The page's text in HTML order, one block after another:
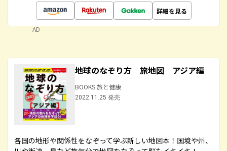
詳細を見る
AD
地球のなぞり方 旅地図 アジア編
BOOKS 旅と健康
2022.11.25 発売
各国の地形や関係性をなぞって学ぶ新しい地図本！国境や州、